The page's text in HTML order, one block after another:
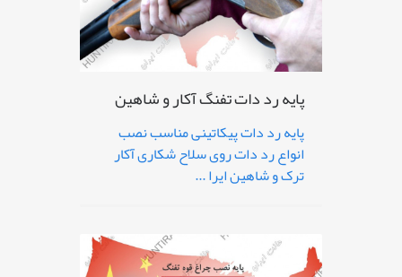
پایه رد دات تفنگ آکار و شاهین
پایه رد دات پیکاتینی مناسب نصب
انواع رد دات روی سلاح شکاری آکار
ترک و شاهین ایرا ...